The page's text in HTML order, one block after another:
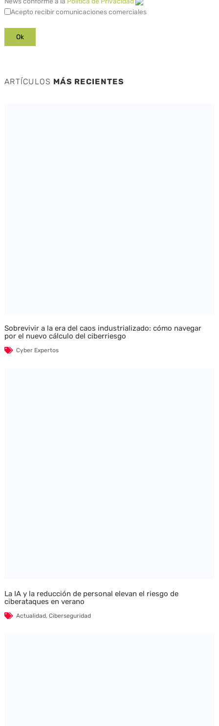
Acepto recibir comunicaciones comerciales
ARTÍCULOS MÁS RECIENTES
Sobrevivir a la era del caos industrializado: cómo navegar
por el nuevo cálculo del ciberriesgo
Cyber Expertos
La IA y la reducción de personal elevan el riesgo de
ciberataques en verano
Actualidad, Ciberseguridad